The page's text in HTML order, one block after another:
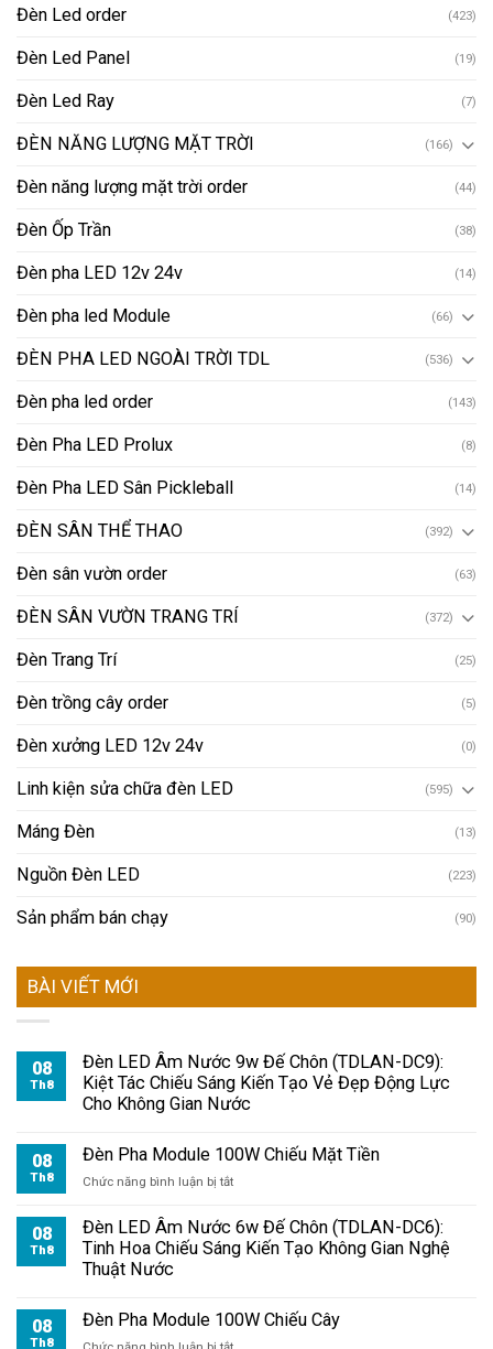
Đèn Led order (423)
Đèn Led Panel (19)
Đèn Led Ray (7)
ĐÈN NĂNG LƯỢNG MẶT TRỜI (166)
Đèn năng lượng mặt trời order (44)
Đèn Ốp Trần (38)
Đèn pha LED 12v 24v (14)
Đèn pha led Module (66)
ĐÈN PHA LED NGOÀI TRỜI TDL (536)
Đèn pha led order (143)
Đèn Pha LED Prolux (8)
Đèn Pha LED Sân Pickleball (14)
ĐÈN SÂN THỂ THAO (392)
Đèn sân vườn order (63)
ĐÈN SÂN VƯỜN TRANG TRÍ (372)
Đèn Trang Trí (25)
Đèn trồng cây order (5)
Đèn xưởng LED 12v 24v (0)
Linh kiện sửa chữa đèn LED (595)
Máng Đèn (13)
Nguồn Đèn LED (223)
Sản phẩm bán chạy (90)
BÀI VIẾT MỚI
08
Th8
Đèn LED Âm Nước 9w Đế Chôn (TDLAN-DC9):
Kiệt Tác Chiếu Sáng Kiến Tạo Vẻ Đẹp Động Lực
Cho Không Gian Nước
08
Th8
Đèn Pha Module 100W Chiếu Mặt Tiền
Chức năng bình luận bị tắtở
Pha
Module
100W
Tiền
08
Th8
Đèn LED Âm Nước 6w Đế Chôn (TDLAN-DC6):
Tinh Hoa Chiếu Sáng Kiến Tạo Không Gian Nghệ
Thuật Nước
08
Th8
Đèn Pha Module 100W Chiếu Cây
ở